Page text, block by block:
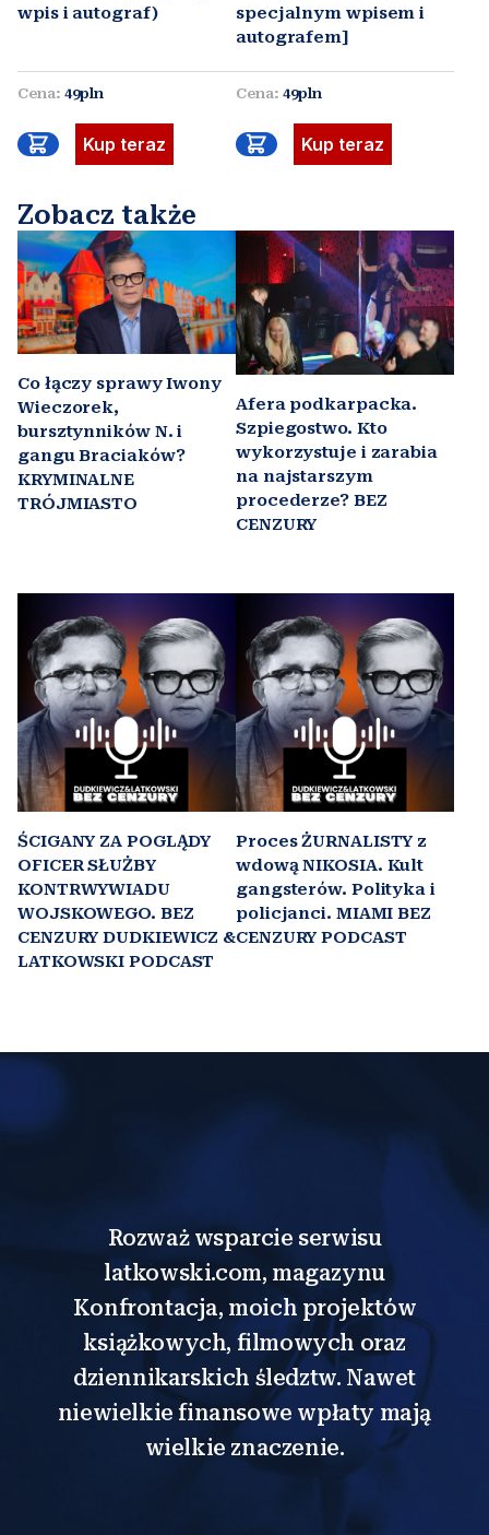
wpis i autograf)
Cena: 49pln
Kup teraz
specjalnym wpisem i
autografem]
Cena: 49pln
Kup teraz
Zobacz także
Co łączy sprawy Iwony
Wieczorek,
bursztynników N. i
gangu Braciaków?
KRYMINALNE
TRÓJMIASTO
Afera podkarpacka.
Szpiegostwo. Kto
wykorzystuje i zarabia
na najstarszym
procederze? BEZ
CENZURY
ŚCIGANY ZA POGLĄDY
OFICER SŁUŻBY
KONTRWYWIADU
WOJSKOWEGO. BEZ
CENZURY DUDKIEWICZ &
LATKOWSKI PODCAST
Proces ŻURNALISTY z
wdową NIKOSIA. Kult
gangsterów. Polityka i
policjanci. MIAMI BEZ
CENZURY PODCAST
Rozważ wsparcie serwisu
latkowski.com, magazynu
Konfrontacja, moich projektów
książkowych, filmowych oraz
dziennikarskich śledztw. Nawet
niewielkie finansowe wpłaty mają
wielkie znaczenie.